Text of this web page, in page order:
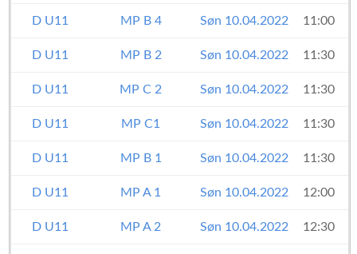
D U11 MP B 4 Søn 10.04.2022 11:00
D U11 MP B 2 Søn 10.04.2022 11:30
D U11 MP C 2 Søn 10.04.2022 11:30
D U11 MP C1 Søn 10.04.2022 11:30
D U11 MP B 1 Søn 10.04.2022 11:30
D U11 MP A 1 Søn 10.04.2022 12:00
D U11 MP A 2 Søn 10.04.2022 12:30